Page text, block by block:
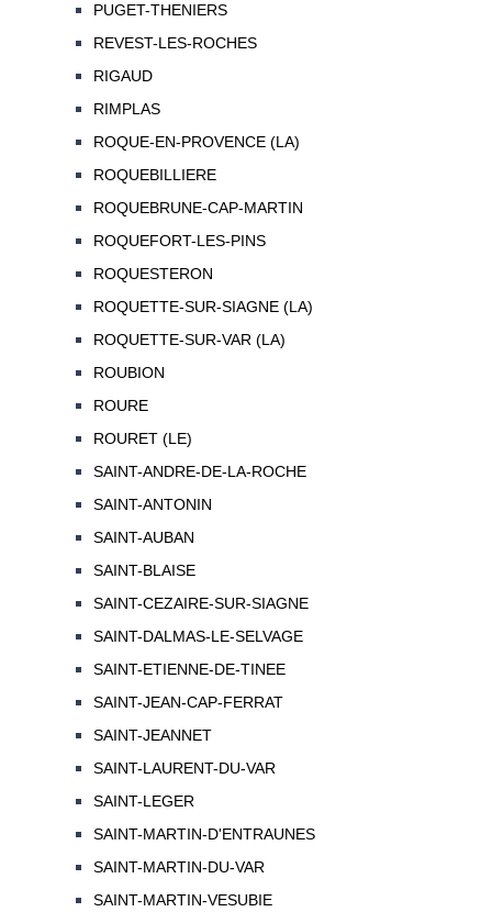
PUGET-THENIERS
REVEST-LES-ROCHES
RIGAUD
RIMPLAS
ROQUE-EN-PROVENCE (LA)
ROQUEBILLIERE
ROQUEBRUNE-CAP-MARTIN
ROQUEFORT-LES-PINS
ROQUESTERON
ROQUETTE-SUR-SIAGNE (LA)
ROQUETTE-SUR-VAR (LA)
ROUBION
ROURE
ROURET (LE)
SAINT-ANDRE-DE-LA-ROCHE
SAINT-ANTONIN
SAINT-AUBAN
SAINT-BLAISE
SAINT-CEZAIRE-SUR-SIAGNE
SAINT-DALMAS-LE-SELVAGE
SAINT-ETIENNE-DE-TINEE
SAINT-JEAN-CAP-FERRAT
SAINT-JEANNET
SAINT-LAURENT-DU-VAR
SAINT-LEGER
SAINT-MARTIN-D'ENTRAUNES
SAINT-MARTIN-DU-VAR
SAINT-MARTIN-VESUBIE